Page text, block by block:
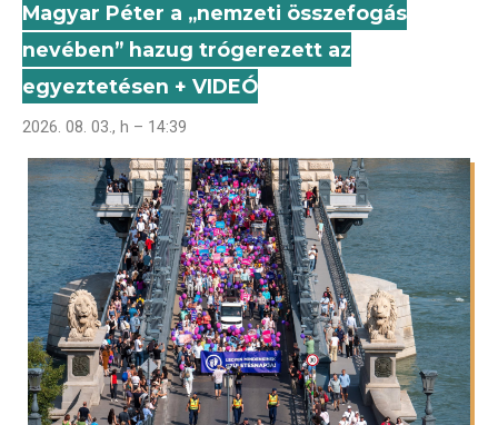
Magyar Péter a „nemzeti összefogás
nevében” hazug trógerezett az
egyeztetésen + VIDEÓ
2026. 08. 03., h – 14:39